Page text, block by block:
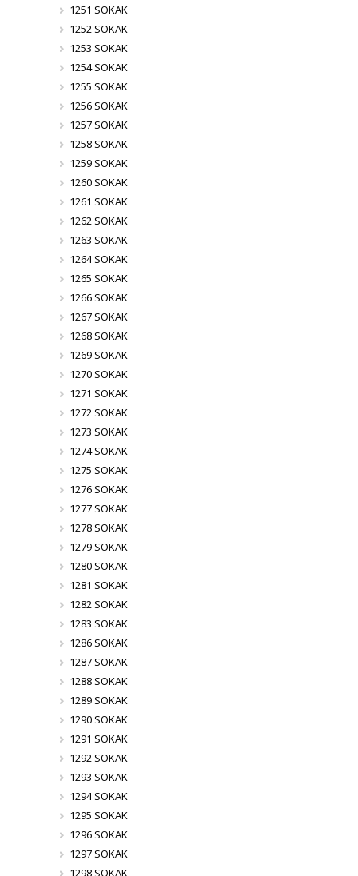
1251 SOKAK
1252 SOKAK
1253 SOKAK
1254 SOKAK
1255 SOKAK
1256 SOKAK
1257 SOKAK
1258 SOKAK
1259 SOKAK
1260 SOKAK
1261 SOKAK
1262 SOKAK
1263 SOKAK
1264 SOKAK
1265 SOKAK
1266 SOKAK
1267 SOKAK
1268 SOKAK
1269 SOKAK
1270 SOKAK
1271 SOKAK
1272 SOKAK
1273 SOKAK
1274 SOKAK
1275 SOKAK
1276 SOKAK
1277 SOKAK
1278 SOKAK
1279 SOKAK
1280 SOKAK
1281 SOKAK
1282 SOKAK
1283 SOKAK
1286 SOKAK
1287 SOKAK
1288 SOKAK
1289 SOKAK
1290 SOKAK
1291 SOKAK
1292 SOKAK
1293 SOKAK
1294 SOKAK
1295 SOKAK
1296 SOKAK
1297 SOKAK
1298 SOKAK